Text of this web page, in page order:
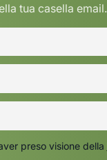
tua casella email.
preso visione della